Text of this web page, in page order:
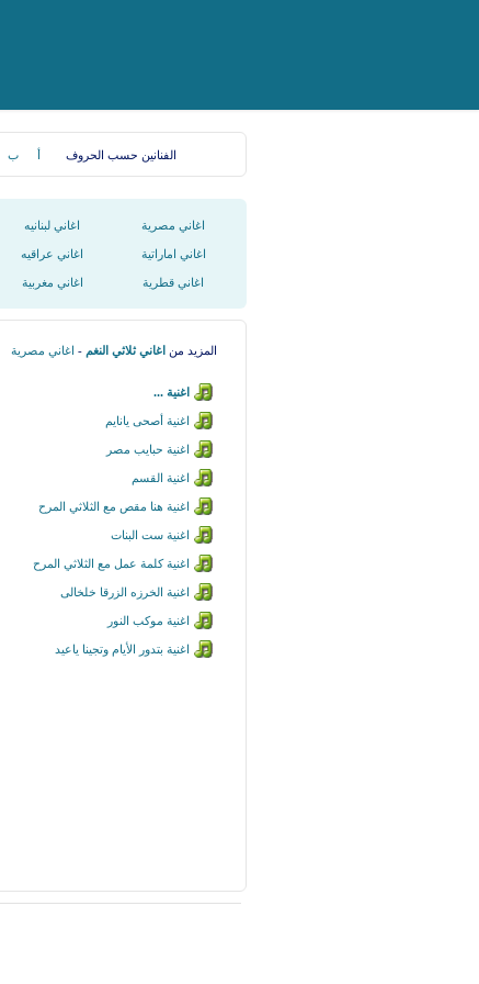
الفنانين حسب الحروف أ ب
اغاني مصرية اغاني لبنانيه
اغاني اماراتية اغاني عراقيه
اغاني قطرية اغاني مغربية
المزيد من اغاني ثلاثي النغم - اغاني مصرية
اغنية ...
اغنية أصحى يانايم
اغنية حبايب مصر
اغنية القسم
اغنية هنا مقص مع الثلاثي المرح
اغنية ست البنات
اغنية كلمة عمل مع الثلاثي المرح
اغنية الخرزه الزرقا خلخالى
اغنية موكب النور
اغنية بتدور الأيام وتجينا ياعيد